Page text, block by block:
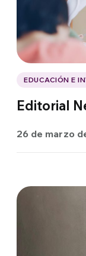
EDUCACIÓN E
Editorial
26 de marzo